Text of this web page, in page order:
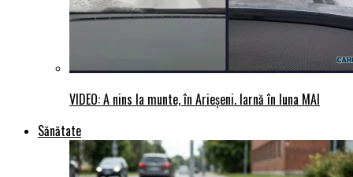
VIDEO: A nins la munte, în Arieșeni. Iarnă în luna MAI
Sănătate